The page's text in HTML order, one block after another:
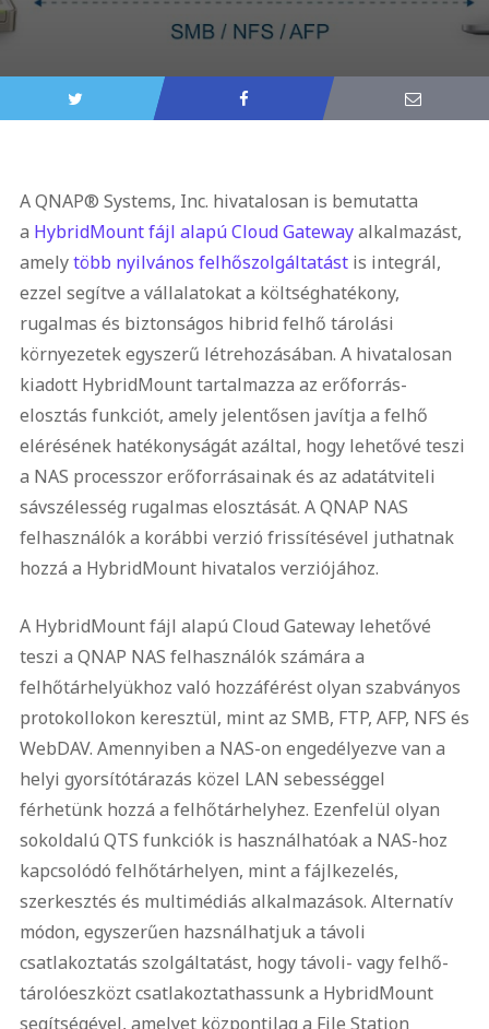
A QNAP® Systems, Inc. hivatalosan is bemutatta
a HybridMount fájl alapú Cloud Gatewayalkalmazást,
amelytöbb nyilvános felhőszolgáltatástis integrál,
ezzel segítve a vállalatokat a költséghatékony,
rugalmas és biztonságos hibrid felhő tárolási
környezetek egyszerű létrehozásában. A hivatalosan
kiadott HybridMount tartalmazza az erőforrás-
elosztás funkciót, amely jelentősen javítja a felhő
elérésének hatékonyságát azáltal, hogy lehetővé teszi
a NAS processzor erőforrásainak és az adatátviteli
sávszélesség rugalmas elosztását. A QNAP NAS
felhasználók a korábbi verzió frissítésével juthatnak
hozzá a HybridMount hivatalos verziójához.
A HybridMount fájl alapú Cloud Gateway lehetővé
teszi a QNAP NAS felhasználók számára a
felhőtárhelyükhoz való hozzáférést olyan szabványos
protokollokon keresztül, mint az SMB, FTP, AFP, NFS és
WebDAV. Amennyiben a NAS-on engedélyezve van a
helyi gyorsítótárazás közel LAN sebességgel
férhetünk hozzá a felhőtárhelyhez. Ezenfelül olyan
sokoldalú QTS funkciók is használhatóak a NAS-hoz
kapcsolódó felhőtárhelyen, mint a fájlkezelés,
szerkesztés és multimédiás alkalmazások. Alternatív
módon, egyszerűen hazsnálhatjuk a távoli
csatlakoztatás szolgáltatást, hogy távoli- vagy felhő-
tárolóeszközt csatlakoztathassunk a HybridMount
segítségével, amelyet központilag a File Station